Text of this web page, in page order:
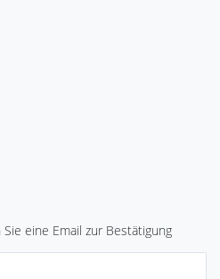
eine Email zur Bestätigung